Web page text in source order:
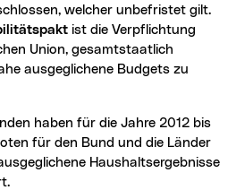
welcher unbefristet gilt.
ist die Verpflichtung
Union, gesamtstaatlich
ausgeglichene Budgets zu
für den Bund und die Länder
Haushaltsergebnisse